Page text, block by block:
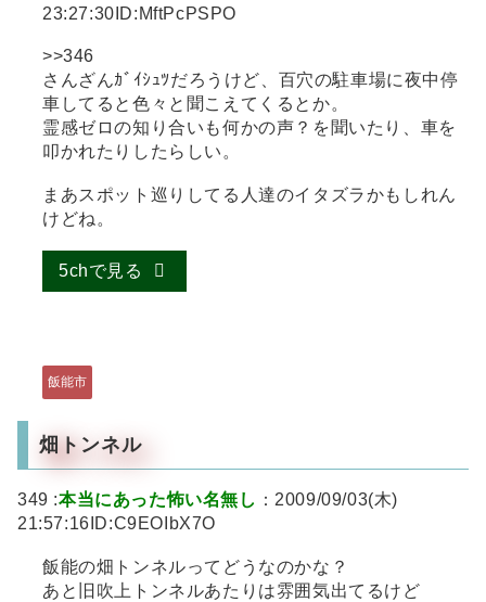
23:27:30ID:MftPcPSPO
>>346
さんざんｶﾞｲｼｭﾂだろうけど、百穴の駐車場に夜中停
車してると色々と聞こえてくるとか。
霊感ゼロの知り合いも何かの声？を聞いたり、車を
叩かれたりしたらしい。
まあスポット巡りしてる人達のイタズラかもしれん
けどね。
5chで見る
飯能市
畑トンネル
349 :本当にあった怖い名無し ：2009/09/03(木)
21:57:16ID:C9EOIbX7O
飯能の畑トンネルってどうなのかな？
あと旧吹上トンネルあたりは雰囲気出てるけど